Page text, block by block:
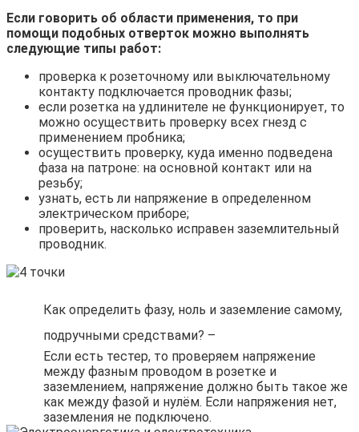
Если говорить об области применения, то при
помощи подобных отверток можно выполнять
следующие типы работ:
проверка к розеточному или выключательному
контакту подключается проводник фазы;
если розетка на удлинителе не функционирует, то
можно осуществить проверку всех гнезд с
применением пробника;
осуществить проверку, куда именно подведена
фаза на патроне: на основной контакт или на
резьбу;
узнать, есть ли напряжение в определенном
электрическом приборе;
проверить, насколько исправен заземлительный
проводник.
Как определить фазу, ноль и заземление самому,
подручными средствами? –
Если есть тестер, то проверяем напряжение
между фазным проводом в розетке и
заземлением, напряжение должно быть такое же
как между фазой и нулём. Если напряжения нет,
заземления не подключено.